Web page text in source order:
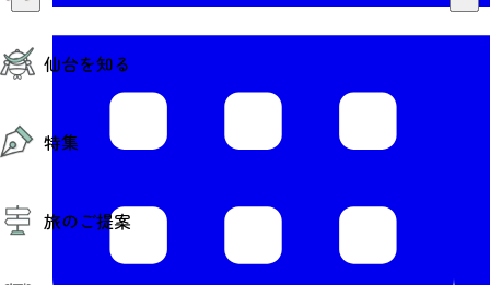
仙台夜時間
モデルコース
お知らせ
お得なチケット
仙台を知る
エリアガイド
仙台から行く東北周遊旅
伝統的工芸品
特集
夜時間トピックス
旅のご提案